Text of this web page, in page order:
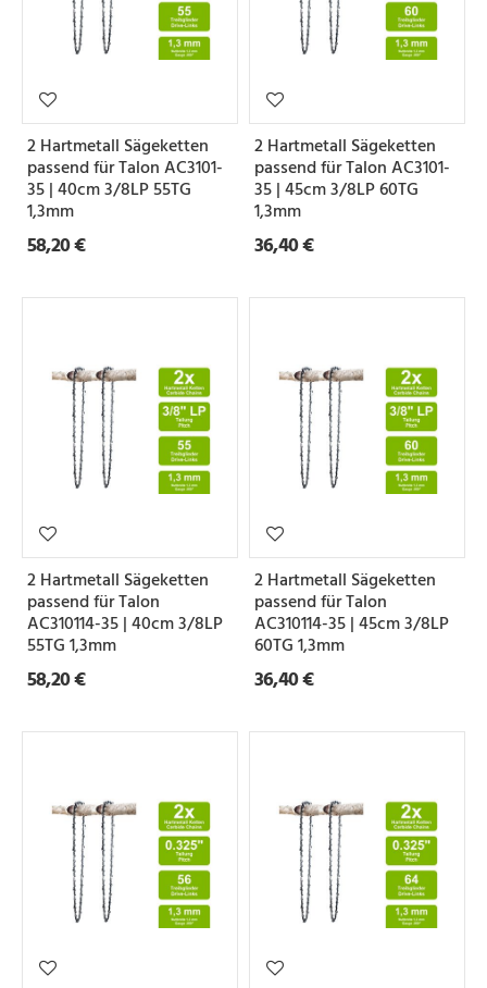
2 Hartmetall Sägeketten
passend für Talon AC3101-
35 | 40cm 3/8LP 55TG
1,3mm
58,20 €
2 Hartmetall Sägeketten
passend für Talon AC3101-
35 | 45cm 3/8LP 60TG
1,3mm
36,40 €
2 Hartmetall Sägeketten
passend für Talon
AC310114-35 | 40cm 3/8LP
55TG 1,3mm
58,20 €
2 Hartmetall Sägeketten
passend für Talon
AC310114-35 | 45cm 3/8LP
60TG 1,3mm
36,40 €